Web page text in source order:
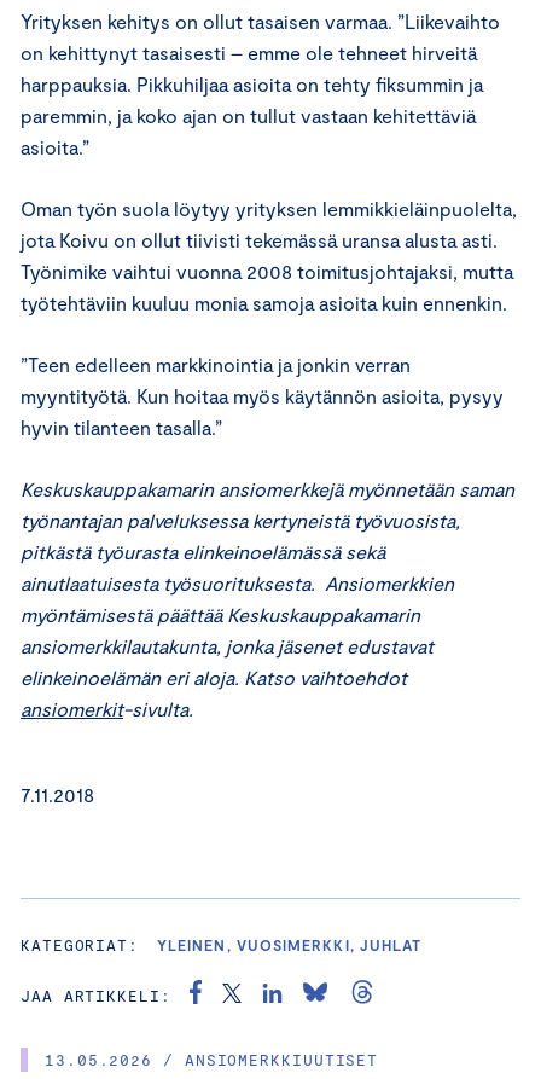
7.11.2018
KATEGORIAT: YLEINEN, VUOSIMERKKI, JUHLAT
JAA ARTIKKELI:
13.05.2026 / ANSIOMERKKIUUTISET
Yrityksen kehitys on ollut tasaisen varmaa. ”Liikevaihto
on kehittynyt tasaisesti – emme ole tehneet hirveitä
harppauksia. Pikkuhiljaa asioita on tehty fiksummin ja
paremmin, ja koko ajan on tullut vastaan kehitettäviä
asioita.”
Oman työn suola löytyy yrityksen lemmikkieläinpuolelta,
jota Koivu on ollut tiivisti tekemässä uransa alusta asti.
Työnimike vaihtui vuonna 2008 toimitusjohtajaksi, mutta
työtehtäviin kuuluu monia samoja asioita kuin ennenkin.
”Teen edelleen markkinointia ja jonkin verran
myyntityötä. Kun hoitaa myös käytännön asioita, pysyy
hyvin tilanteen tasalla.”
Keskuskauppakamarin ansiomerkkejä myönnetään saman
työnantajan palveluksessa kertyneistä työvuosista,
pitkästä työurasta elinkeinoelämässä sekä
ainutlaatuisesta työsuorituksesta. Ansiomerkkien
myöntämisestä päättää Keskuskauppakamarin
ansiomerkkilautakunta, jonka jäsenet edustavat
elinkeinoelämän eri aloja. Katso vaihtoehdot
ansiomerkit-sivulta.